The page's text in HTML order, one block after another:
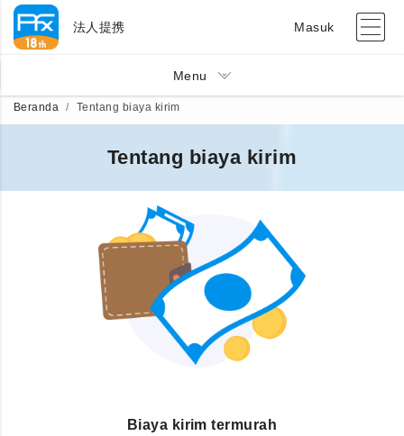
法人提携 Masuk
Menu
Beranda Tentang biaya kirim
Tentang biaya kirim
Biaya kirim termurah